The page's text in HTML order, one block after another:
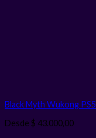
Black Myth Wukong PS5
Desde $ 43.000,00